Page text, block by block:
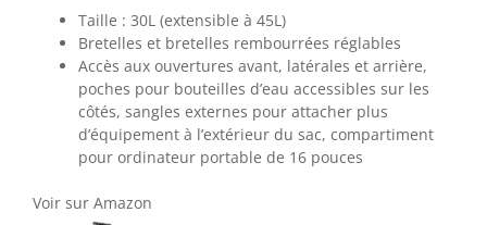
Taille : 30L (extensible à 45L)
Bretelles et bretelles rembourrées réglables
Accès aux ouvertures avant, latérales et arrière,
poches pour bouteilles d’eau accessibles sur les
côtés, sangles externes pour attacher plus
d’équipement à l’extérieur du sac, compartiment
pour ordinateur portable de 16 pouces
Voir sur Amazon